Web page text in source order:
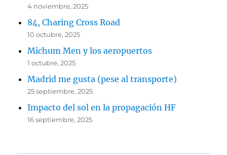
4 noviembre, 2025
84, Charing Cross Road
10 octubre, 2025
Michum Men y los aeropuertos
1 octubre, 2025
Madrid me gusta (pese al transporte)
25 septiembre, 2025
Impacto del sol en la propagación HF
16 septiembre, 2025